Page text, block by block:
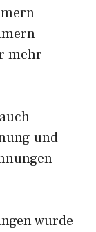
mehr
und
wurde